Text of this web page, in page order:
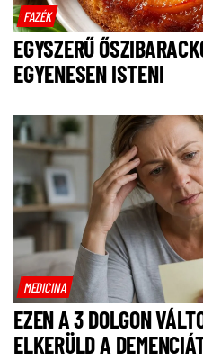
FAZÉK
EGYSZERŰ
EGYENESEN ISTENI
MEDICINA
EZEN A 3 DOLGON
ELKERÜLD A